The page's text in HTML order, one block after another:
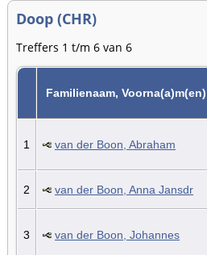
Doop (CHR)
Treffers 1 t/m 6 van 6
Familienaam, Voorna(a)m(en)
1 van der Boon, Abraham
2 van der Boon, Anna Jansdr
3 van der Boon, Johannes